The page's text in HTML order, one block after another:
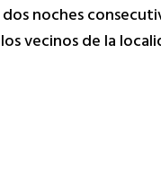
noches
vecinos de la